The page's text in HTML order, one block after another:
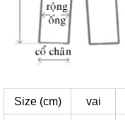
Size (cm) vai